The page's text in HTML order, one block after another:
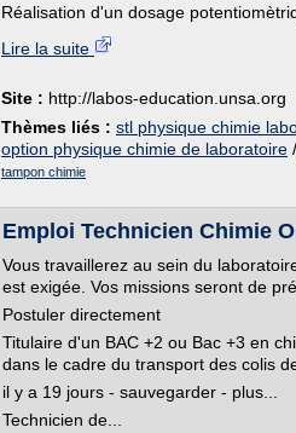
Réalisation d'un dosage
Lire la suite
Site : http://labos-education.unsa.org
Thèmes liés : stl physique chimie
option physique chimie de laboratoire /
tampon chimie
Emploi Technicien Chimie
Vous travaillerez au sein du
est exigée. Vos missions seront de
Postuler directement
Titulaire d'un BAC +2 ou Bac +3 en
dans le cadre du transport des colis
il y a 19 jours - sauvegarder - plus...
Technicien de...